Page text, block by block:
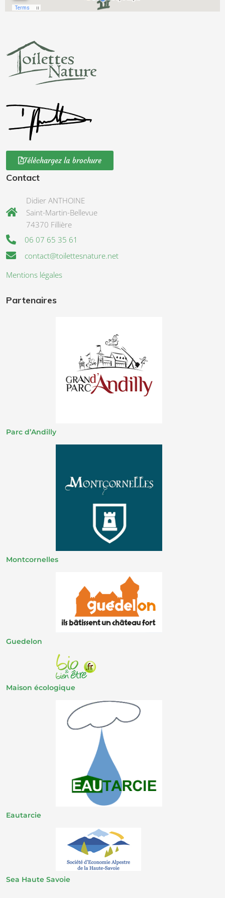
Téléchargez la brochure
Contact
Didier ANTHOINE
Saint-Martin-Bellevue
74370 Fillière
06 07 65 35 61
contact@toilettesnature.net
Mentions légales
Partenaires
Parc d’Andilly
Montcornelles
Guedelon
Maison écologique
Eautarcie
Sea Haute Savoie